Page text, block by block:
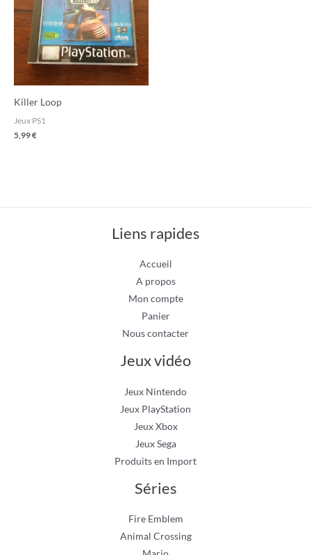
Killer Loop
Jeux PS1
5,99€
Liens rapides
Accueil
A propos
Mon compte
Panier
Nous contacter
Jeux vidéo
Jeux Nintendo
Jeux PlayStation
Jeux Xbox
Jeux Sega
Produits en Import
Séries
Fire Emblem
Animal Crossing